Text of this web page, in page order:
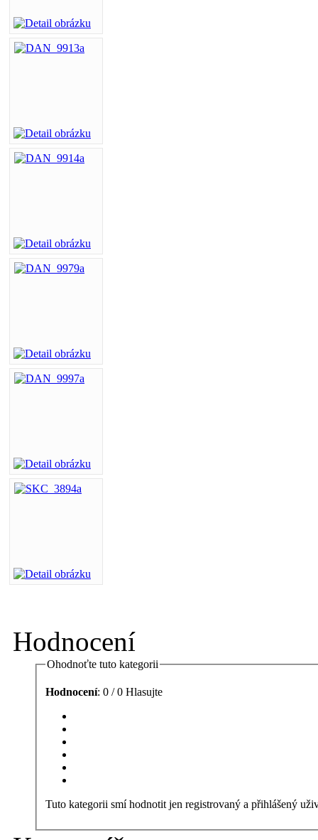
Hodnocení
Ohodnoťte tuto kategorii
Hodnocení: 0 / 0 Hlasujte
Tuto kategorii smí hodnotit jen registrovaný a přihlášený